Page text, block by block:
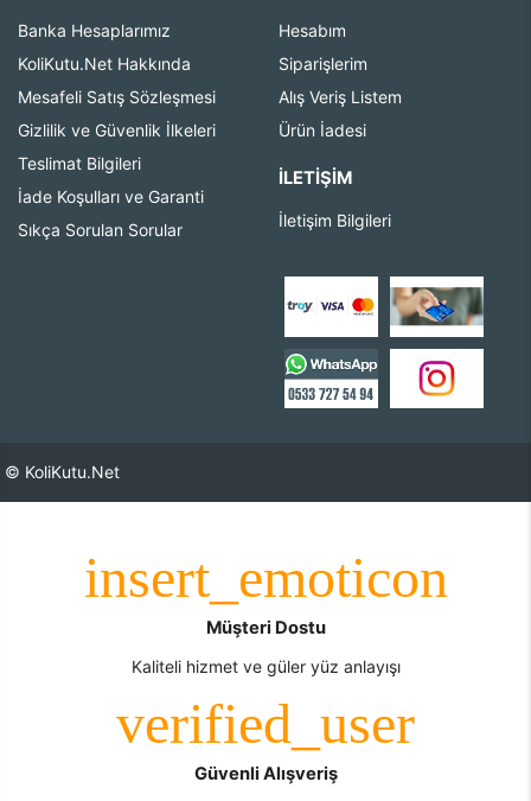
Banka Hesaplarımız
KoliKutu.Net Hakkında
Mesafeli Satış Sözleşmesi
Gizlilik ve Güvenlik İlkeleri
Teslimat Bilgileri
İade Koşulları ve Garanti
Sıkça Sorulan Sorular
Hesabım
Siparişlerim
Alış Veriş Listem
Ürün İadesi
İLETIŞIM
İletişim Bilgileri
© KoliKutu.Net
Müşteri Dostu
Kaliteli hizmet ve güler yüz anlayışı
Güvenli Alışveriş